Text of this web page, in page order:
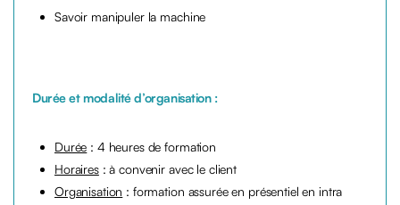
Savoir manipuler la machine
Durée et modalité d’organisation :
Durée : 4 heures de formation
Horaires: à convenir avec le client
Organisation : formation assurée en présentiel en intra